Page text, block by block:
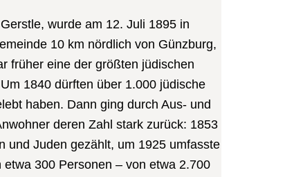
wurde am 12. Juli 1895 in
10 km nördlich von Günzburg,
früher eine der größten jüdischen
1840 dürften über 1.000 jüdische
haben. Dann ging durch Aus- und
deren Zahl stark zurück: 1853
und Juden gezählt, um 1925 umfasste
300 Personen – von etwa 2.700